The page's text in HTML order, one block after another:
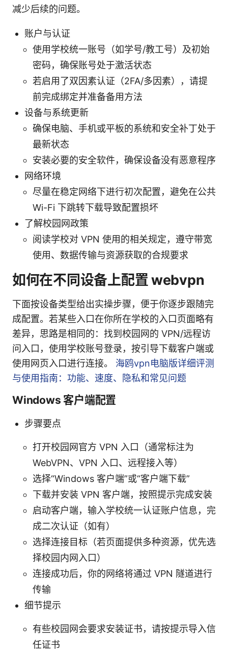
减少后续的问题。
账户与认证
使用学校统一账号（如学号/教工号）及初始
密码，确保账号处于激活状态
若启用了双因素认证（2FA/多因素），请提
前完成绑定并准备备用方法
设备与系统更新
确保电脑、手机或平板的系统和安全补丁处于
最新状态
安装必要的安全软件，确保设备没有恶意程序
网络环境
尽量在稳定网络下进行初次配置，避免在公共
Wi-Fi 下跳转下载导致配置损坏
了解校园网政策
阅读学校对 VPN 使用的相关规定，遵守带宽
使用、数据传输与资源获取的合规要求
如何在不同设备上配置 webvpn
下面按设备类型给出实操步骤，便于你逐步跟随完
成配置。若某些入口在你所在学校的入口页面略有
差异，思路是相同的：找到校园网的 VPN/远程访
问入口，使用学校账号登录，按引导下载客户端或
使用网页入口进行连接。 海鸥vpn电脑版详细评测
与使用指南：功能、速度、隐私和常见问题
Windows 客户端配置
步骤要点
打开校园网官方 VPN 入口（通常标注为
WebVPN、VPN 入口、远程接入等）
选择“Windows 客户端”或“客户端下载”
下载并安装 VPN 客户端，按照提示完成安装
启动客户端，输入学校统一认证账户信息，完
成二次认证（如有）
选择连接目标（若页面提供多种资源，优先选
择校园内网入口）
连接成功后，你的网络将通过 VPN 隧道进行
传输
细节提示
有些校园网会要求安装证书，请按提示导入信
任证书